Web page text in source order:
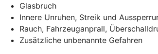
Glasbruch
Innere Unruhen, Streik und
Rauch, Fahrzeuganprall,
Zusätzliche unbenannte Gefahren